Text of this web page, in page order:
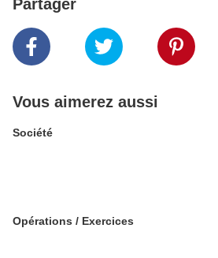
Partager
Vous aimerez aussi
Société
Opérations / Exercices